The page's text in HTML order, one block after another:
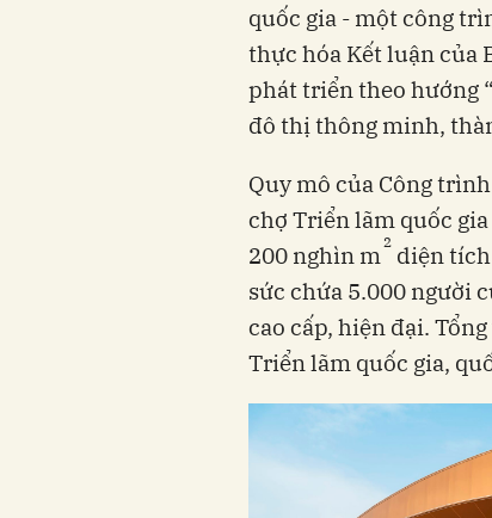
quốc gia - một công
thực hóa Kết luận của
phát triển theo hướng
đô thị thông minh,
Quy mô của Công
chợ Triển lãm quốc
200 nghìn m 2 diện
sức chứa 5.000 người
cao cấp, hiện đại.
Triển lãm quốc gia,